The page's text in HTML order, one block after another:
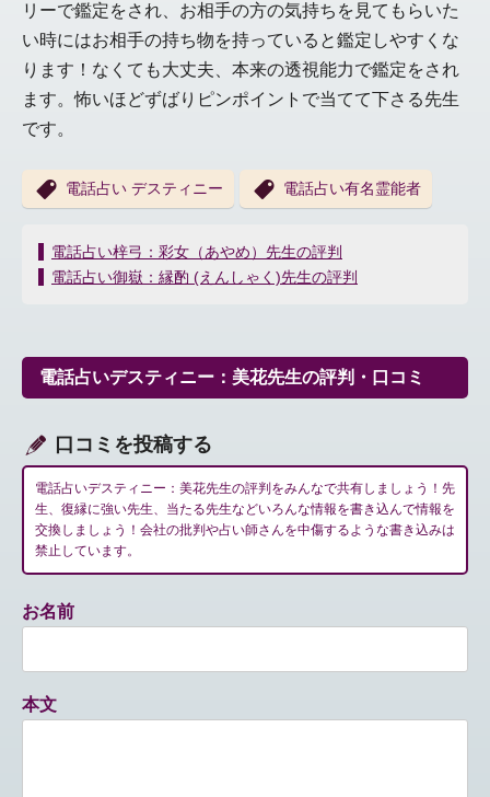
リーで鑑定をされ、お相手の方の気持ちを見てもらいた
い時にはお相手の持ち物を持っていると鑑定しやすくな
ります！なくても大丈夫、本来の透視能力で鑑定をされ
ます。怖いほどずばりピンポイントで当てて下さる先生
です。
電話占い デスティニー 電話占い有名霊能者
投
稿
ー
シ
ン
電話占い梓弓：彩女（あやめ）先生の評判
電話占い御嶽：縁酌 (えんしゃく)先生の評判
電話占いデスティニー：美花先生の評判・口コミ
口コミを投稿する
電話占いデスティニー：美花先生の評判をみんなで共有しましょう！先
生、復縁に強い先生、当たる先生などいろんな情報を書き込んで情報を
交換しましょう！会社の批判や占い師さんを中傷するような書き込みは
禁止しています。
お名前
本文